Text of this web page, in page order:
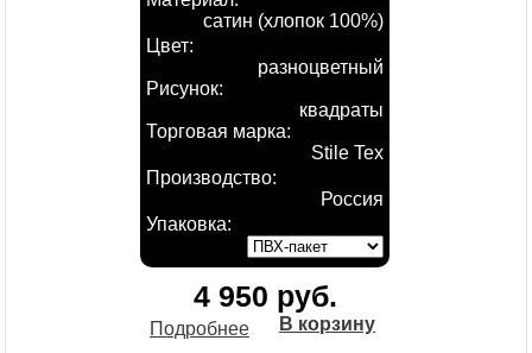
сатин (хлопок 100%)
Цвет:
разноцветный
Рисунок:
квадраты
Торговая марка:
Stile Tex
Производство:
Россия
Упаковка:
4 950 руб.
Подробнее В корзину